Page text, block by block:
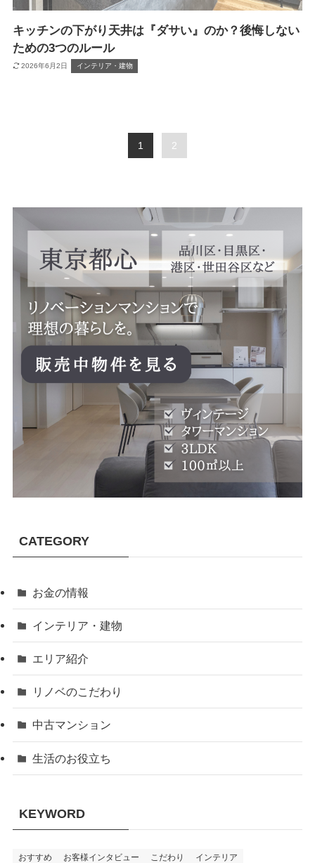
キッチンの下がり天井は『ダサい』のか？後悔しない
ための3つのルール
2026年6月2日 インテリア・建物
1 2
CATEGORY
お金の情報
インテリア・建物
エリア紹介
リノベのこだわり
中古マンション
生活のお役立ち
KEYWORD
おすすめ お客様インタビュー こだわり
インテリア